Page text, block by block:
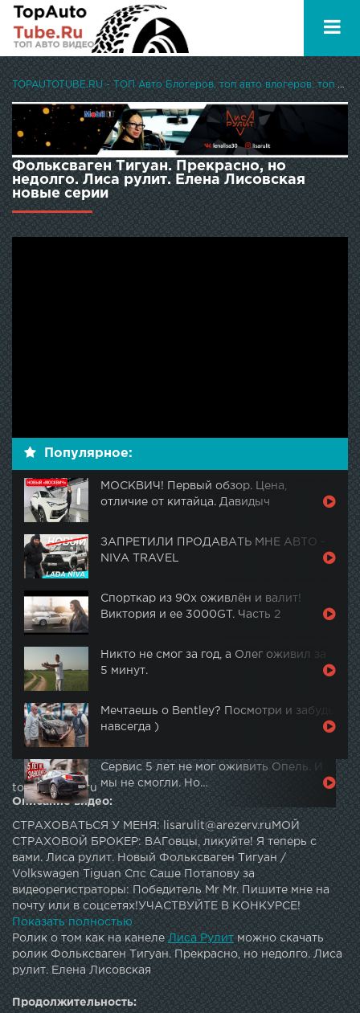
TOPAUTOTUBE.RU - ТОП Авто Блогеров, топ авто влогеров, топ авто ютуберов
Фольксваген Тигуан. Прекрасно, но
недолго. Лиса рулит. Елена Лисовская
новые серии
Популярное:
МОСКВИЧ! Первый обзор. Цена,
отличие от китайца. Давидыч
ЗАПРЕТИЛИ ПРОДАВАТЬ МНЕ АВТО -
NIVA TRAVEL
Спорткар из 90х оживлён и валит!
Виктория и ее 3000GT. Часть 2
Никто не смог за год, а Олег оживил за
5 минут.
Мечтаешь о Bentley? Посмотри и забудь
навсегда )
Сервис 5 лет не мог оживить Опель. И
мы не смогли. Но…
topautotube.ru
Описание видео:
СТРАХОВАТЬСЯ У МЕНЯ: lisarulit@arezerv.ruМОЙ
СТРАХОВОЙ БРОКЕР: ВАГовцы, ликуйте! Я теперь с
вами. Лиса рулит. Новый Фольксваген Тигуан /
Volkswagen Tiguan Спс Саше Потапову за
видеорегистраторы: Победитель Mr Mr. Пишите мне на
почту или в соцсетях!УЧАСТВУЙТЕ В КОНКУРСЕ!
СМОТРИТЕ ВИДЕО ДО КОНЦА И УКАЗЫВАЙТЕ
ПРАВИЛЬНЫЕ ТАЙМКОДЫ! В ЭТОТ РАЗ РАЗЫГРАЕМ
АНТИРАДАРЫ!По рекламе и сотрудничеству:
7605339@mail.ruМОЙ ВТОРОЙ КАНАЛ: ...Я В
ИНСТАГРАМ: ----------------------------Всем привет, меня
зовут Елена Лисовская и я автор проекта "Лиса рулит".
Показать полностью
Ролик о том как на канелеЛиса Рулитможно скачать
ролик Фольксваген Тигуан. Прекрасно, но недолго. Лиса
рулит. Елена Лисовская
Продолжительность: